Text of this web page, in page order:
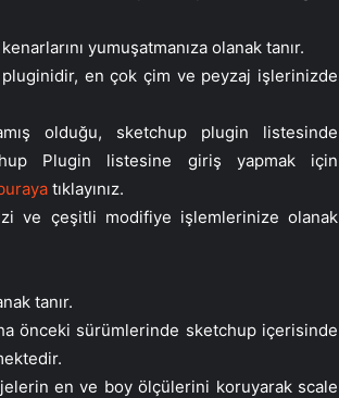
yumuşatmanıza olanak tanır.
en çok çim ve peyzaj işlerinizde
olduğu, sketchup plugin listesinde
Plugin listesine giriş yapmak için
tıklayınız.
ve çeşitli modifiye işlemlerinize olanak
tanır.
önceki sürümlerinde sketchup içerisinde
en ve boy ölçülerini koruyarak scale